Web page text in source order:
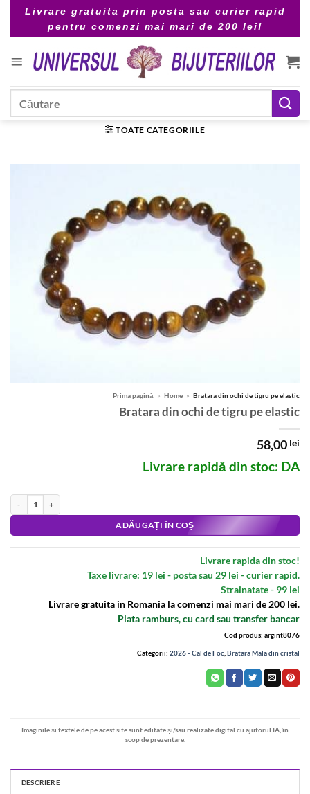
Livrare gratuita prin posta sau curier rapid
pentru comenzi mai mari de 200 lei!
TOATE CATEGORIILE
Prima pagină » Home » Bratara din ochi de tigru pe elastic
Bratara din ochi de tigru pe elastic
58,00 lei
Livrare rapidă din stoc: DA
Cantitate Bratara din ochi de tigru pe elastic
ADĂUGAȚI ÎN COȘ
Livrare rapida din stoc!
Taxe livrare: 19 lei - posta sau 29 lei - curier rapid.
Strainatate - 99 lei
Livrare gratuita in Romania la comenzi mai mari de 200 lei.
Plata ramburs, cu card sau transfer bancar
Cod produs: argint8076
Categorii: 2026 - Cal de Foc Bratara Mala din cristal
Imaginile și textele de pe acest site sunt editate și/sau realizate digital cu ajutorul IA, în
scop de prezentare.
DESCRIERE